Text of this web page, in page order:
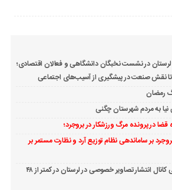
در نشست نخبگان دانشگاهی و فعالان اقتصادی؛
نقش صنعت در پیشگیری از آسیب‌های اجتماعی
رمضان
به مردم شهرستان چگنی
در پرونده مرگ ورزشکار در بروجرد؛
بر ساماندهی نظام توزیع آرد و نظارت مستمر بر
بازداشت ۳ گرداننده اصلی کانال انتشار تصاویر خصوصی در لرستان در کمتر از ۴۸